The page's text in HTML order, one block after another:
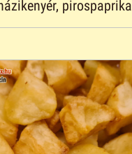
pirospaprika